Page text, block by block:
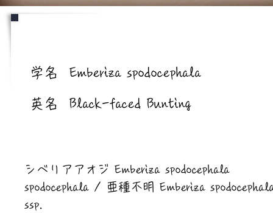
学名 Emberiza spodocephala
英名 Black-faced Bunting
シベリアアオジ Emberiza spodocephala
spodocephala / 亜種不明 Emberiza
ssp.